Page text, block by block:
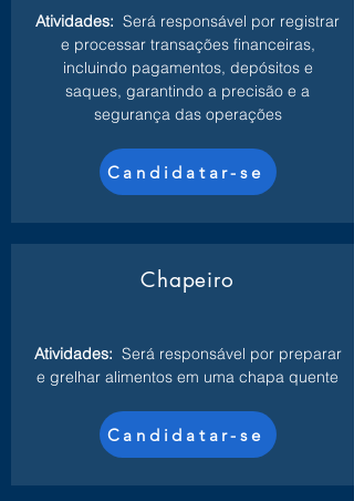
Atividades: Será responsável por registrar
e processar transações financeiras,
incluindo pagamentos, depósitos e
saques, garantindo a precisão e a
segurança das operações
Candidatar-se
Chapeiro
Atividades: Será responsável por preparar
e grelhar alimentos em uma chapa quente
Candidatar-se